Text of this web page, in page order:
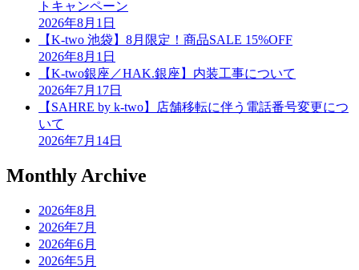
トキャンペーン
2026年8月1日
【K-two 池袋】8月限定！商品SALE 15%OFF
2026年8月1日
【K-two銀座／HAK.銀座】内装工事について
2026年7月17日
【SAHRE by k-two】店舗移転に伴う電話番号変更につ
いて
2026年7月14日
Monthly Archive
2026年8月
2026年7月
2026年6月
2026年5月